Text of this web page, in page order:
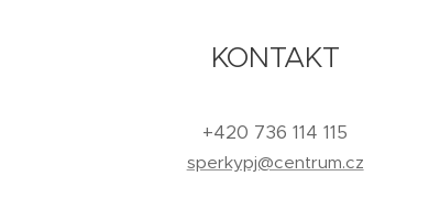
KONTAKT
+420 736 114 115
sperkypj@centrum.cz